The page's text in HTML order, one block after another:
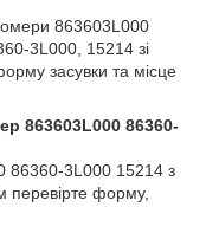
863603L000
3L000, 15214 зі
засувки та місце
863603L000 86360-
86360-3L000 15214 з
перевірте форму,